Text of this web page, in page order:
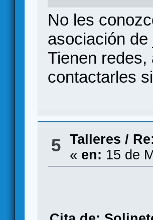
No les
asociación
Tienen
contactarles
5 Talleres /
« en: 15 de